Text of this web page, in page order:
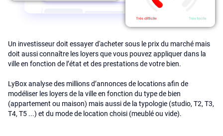
Un investisseur doit essayer d'acheter sous le prix du marché mais
doit aussi connaître les loyers que vous pouvez appliquer dans la
ville en fonction de l’état et des prestations de votre bien.
LyBox analyse des millions d’annonces de locations afin de
modéliser les loyers de la ville en fonction du type de bien
(appartement ou maison) mais aussi de la typologie (studio, T2, T3,
T4, T5 ...) et du mode de location choisi (meublé ou vide).